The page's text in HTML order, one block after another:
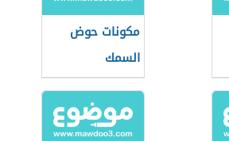
مكونات حوض
السمك